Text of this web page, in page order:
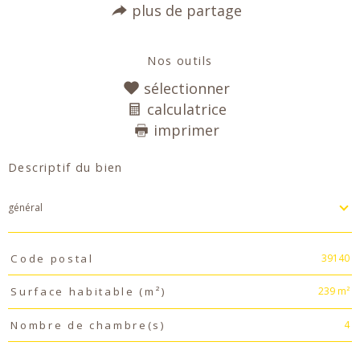
plus de partage
Nos outils
sélectionner
calculatrice
imprimer
Descriptif du bien
général
TRAD_PAMPERO_Caracteristique
Code postal 39140
Surface habitable (m²) 239 m²
Nombre de chambre(s) 4